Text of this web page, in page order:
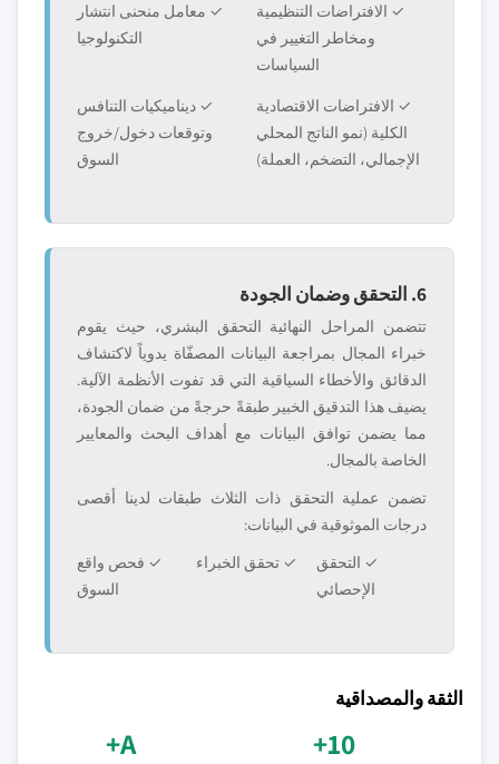
✓ الافتراضات التنظيمية
ومخاطر التغيير في
السياسات
✓ معامل منحنى انتشار
التكنولوجيا
✓ الافتراضات الاقتصادية
الكلية (نمو الناتج المحلي
الإجمالي، التضخم، العملة)
✓ ديناميكيات التنافس
وتوقعات دخول/خروج
السوق
6. التحقق وضمان الجودة
تتضمن المراحل النهائية التحقق البشري، حيث يقوم
خبراء المجال بمراجعة البيانات المصفّاة يدوياً لاكتشاف
الدقائق والأخطاء السياقية التي قد تفوت الأنظمة الآلية.
يضيف هذا التدقيق الخبير طبقةً حرجةً من ضمان الجودة،
مما يضمن توافق البيانات مع أهداف البحث والمعايير
الخاصة بالمجال.
تضمن عملية التحقق ذات الثلاث طبقات لدينا أقصى
درجات الموثوقية في البيانات:
✓ التحقق
الإحصائي
✓ تحقق الخبراء
✓ فحص واقع
السوق
الثقة والمصداقية
10+
A+